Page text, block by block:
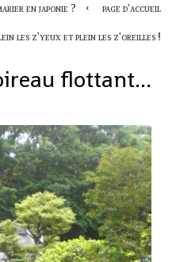
en japonie ? page d'accueil
les z'yeux et plein les z'oreilles !
flottant...